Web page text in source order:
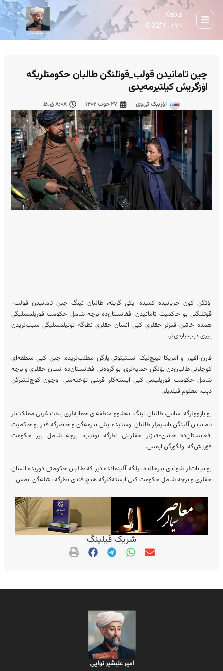
Kabul
+۱۷... +
32° C
چین تامانیدن قولب_قوتلنگن طالبان حکومتلریگه
اۉزگریش کیلتیرمه‌یدی
اۉزبېک تی‌وی ۲۷ حوت ۱۴۰۲ ۸:۰۸ ق.ظ
اۉتگن کون جریانیده کمیده ایکی گزیته‌، طالبان نینگ چین تامانیدن قولب-
قوتلنگنی بو حاکمیت تامانیدن افغانستان‌ده برچه شامل حکومت قوریلمسلیگی
همده خاتین-قیزلر حقلری کبی انسان حقلری نظرگه توتیلمسلیگی سبب‌لریدن
بیری دېب یازدی‌لر.
فارن افیرز و امریکا تینچ‌لیک انستیتوتی یازگن مطلب‌لریده، چین کبی منطقه‌ای
کوچلرنی طالبان‌دن بۉلگن حمایه‌لری، بو گروه‌نی افغانستان‌ده انسان حقلری و برچه
شامل حکومت قوریلیشی کبی ایسته‌کلر قرشی‌ تۉخته‌شی اوچون کوچ‌لنتیرگن
دېب، معلوم قیلدیلر.
بو یازوولرگه اساس، طالبان نینگ انه‌شوو منطقه‌ای حمایه‌لری باعث غربی مملکت‌لر
تامانیدن آلینگن باسیم‌لر طالبان اوستیده ایش بیرمه‌گن و حاضرگه قدر بو حاکمیت
افغانستان‌ده خاتین-قیزلر حقلرینی نظرگه توتیب، برچه شامل بیر حکومت
قۉریش‌گه اولگورگن اېمس.
بو بیانات‌لر شوندی بیرحالده تیلگه آلینماقده دیر که طالبان حکومتی دوریده انسان
حقلری و برچه شامل حکومت کبی ایسته‌کلرگه هیچ قندی نظرگه تشله‌گن اېمس.
شریک قیلینگ